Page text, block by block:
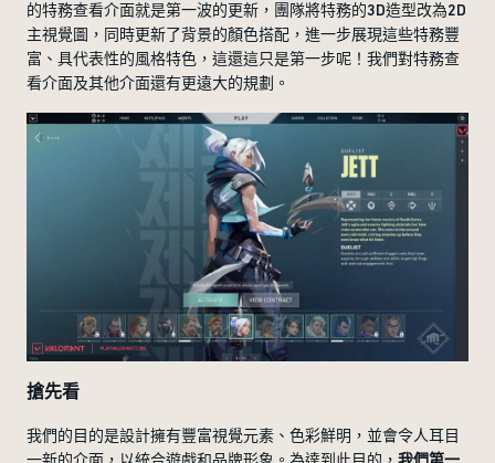
的特務查看介面就是第一波的更新，團隊將特務的3D造型改為2D
主視覺圖，同時更新了背景的顏色搭配，進一步展現這些特務豐
富、具代表性的風格特色，這還這只是第一步呢！我們對特務查
看介面及其他介面還有更遠大的規劃。
搶先看
我們的目的是設計擁有豐富視覺元素、色彩鮮明，並會令人耳目